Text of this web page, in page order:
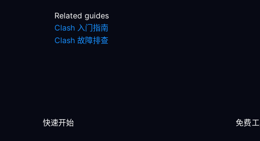
Related guides
Clash 入门指南
Clash 故障排查
快速开始 免费